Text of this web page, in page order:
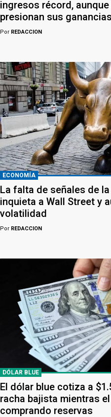
ingresos récord,
presionan sus ganancias
Por REDACCION
ECONOMÍA
La falta de señales de
inquieta a Wall Street y
volatilidad
Por REDACCION
DÓLAR BLUE
El dólar blue cotiza a
racha bajista mientras
comprando reservas